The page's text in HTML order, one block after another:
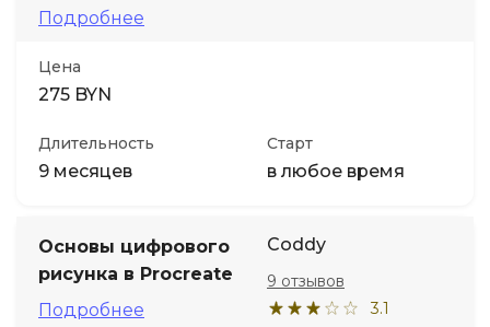
Подробнее
Цена
275 BYN
Длительность
9 месяцев
Старт
в любое время
Основы цифрового
рисунка в Procreate
Подробнее
Coddy
3.1
9 отзывов